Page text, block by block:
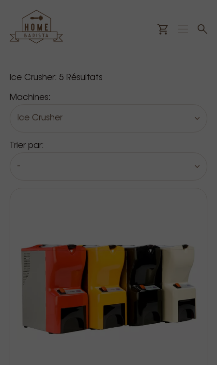
Nos produits
Ice Crusher: 5 Résultats
Machines:
Ice Crusher
Trier par:
-